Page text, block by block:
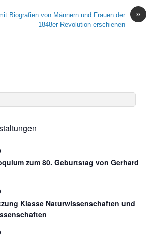
»
Biografien von Männern und Frauen der
1848er Revolution erschienen
zum 80. Geburtstag von Gerhard
Klasse Naturwissenschaften und